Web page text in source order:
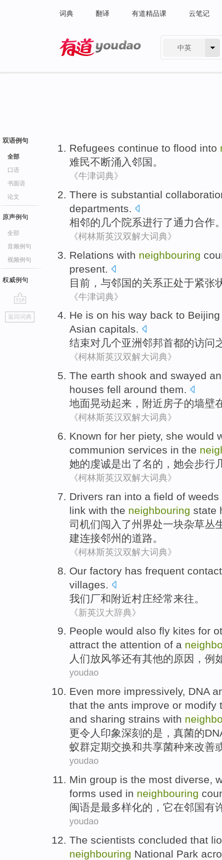
词典 翻译 有道精品课 云笔记
中英
双语例句
全部
口语
书面语
论文
原声例句
全部
音频例句
视频例句
权威例句
go
top
返回词典
Refugees continue to flood into
难民不断涌入邻国 。
《牛津词典》
There is substantial
departments.
相邻的几个院系进行了通力合作
《柯林斯英汉双解大词典》
Relations with neighbouring
present
目前 ， 与邻国的关系正处于紧张
《牛津词典》
He is on his way back to Beijing
Asian capitals.
结束对几个亚洲邻邦首都的访问
《柯林斯英汉双解大词典》
The earth shook and swayed
houses fell around them.
地面晃动起来， 附近 房子的墙壁
《柯林斯英汉双解大词典》
Known for her piety, she would
communion services in the
她的虔诚是出了名的， 她会步行
《柯林斯英汉双解大词典》
Drivers ran into a field of weeds
link with the neighbouring state
司机们闯入 了州 界处一块杂草丛
建连接邻州的道路。
《柯林斯英汉双解大词典》
Our factory has frequent
villages
我们厂和附近村庄经常来往 。
《新英汉大辞典》
People would also fly kites for
attract the attention of a
人们放风筝还有其他的原因 ， 例
youdao
Even more impressively, DNA
that the ants improve or modify
and sharing strains with
更令人 印象深刻 的是， 真菌的
蚁群定期交换和共享菌种来改善
youdao
Min group is the most diverse,
forms used in neighbouring
闽语是最多样化的，它在邻国有
youdao
The scientists concluded that
neighbouring National Park